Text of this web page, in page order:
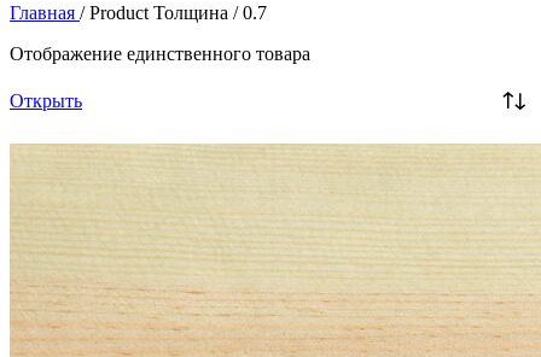
Главная / Product Толщина / 0.7
Отображение единственного товара
Открыть